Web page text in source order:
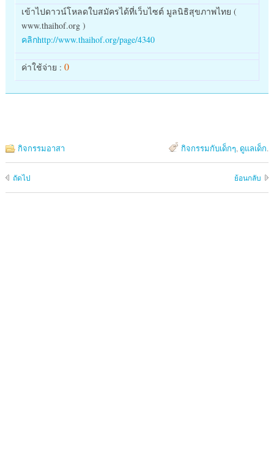
เข้าไปดาวน์โหลดใบสมัครได้ที่เว็บไซต์ มูลนิธิสุขภาพไทย (
www.thaihof.org )
คลิกhttp://www.thaihof.org/page/4340
ค่าใช้จ่าย : 0
กิจกรรมอาสา กิจกรรมกับเด็กๆ,ดูแลเด็ก.
ถัดไป ย้อนกลับ